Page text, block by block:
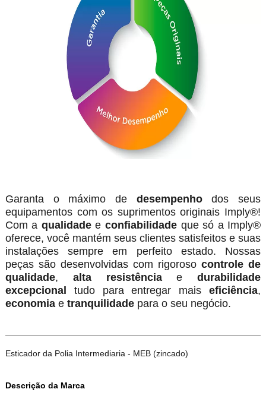
Garanta o máximo de desempenhodos seus
equipamentos com os suprimentos originais Imply®!
Com a qualidadeeconfiabilidade que só a Imply®
oferece, você mantém seus clientes satisfeitos e suas
instalações sempre em perfeito estado. Nossas
peças são desenvolvidas com rigorosocontrole de
qualidade, alta resistênciaedurabilidade
excepcional tudo para entregar maiseficiência,
economiae tranquilidadepara o seu negócio.
Esticador da Polia Intermediaria - MEB (zincado)
Descrição da Marca